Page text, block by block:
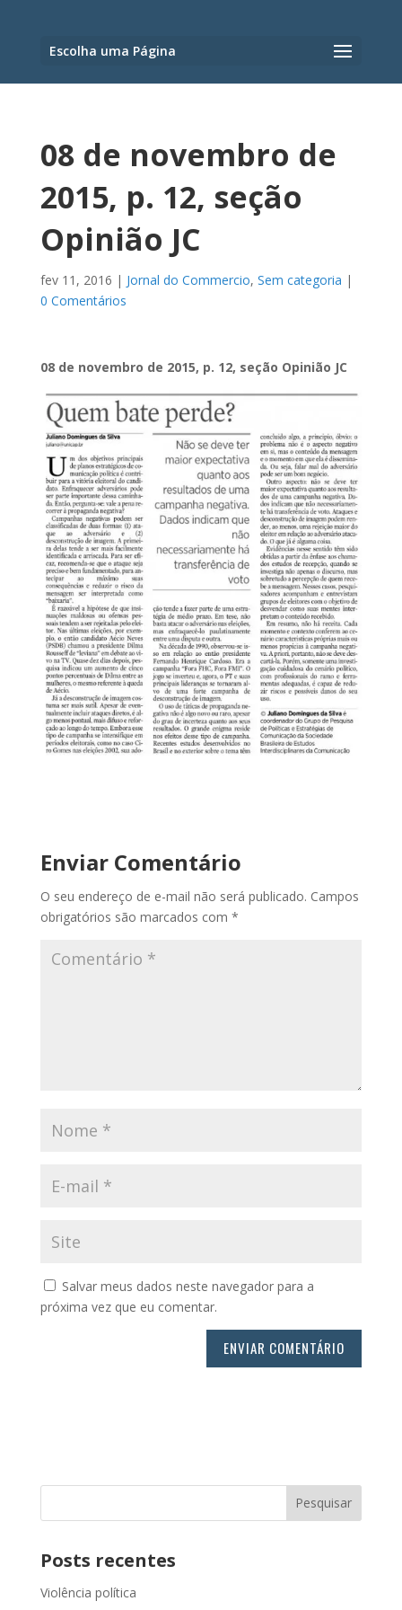
Escolha uma Página
08 de novembro de
2015, p. 12, seção
Opinião JC
fev 11, 2016 | Jornal do Commercio, Sem categoria |
0 Comentários
08 de novembro de 2015, p. 12, seção Opinião JC
Enviar Comentário
O seu endereço de e-mail não será publicado. Campos
obrigatórios são marcados com *
Salvar meus dados neste navegador para a
próxima vez que eu comentar.
Posts recentes
Violência política